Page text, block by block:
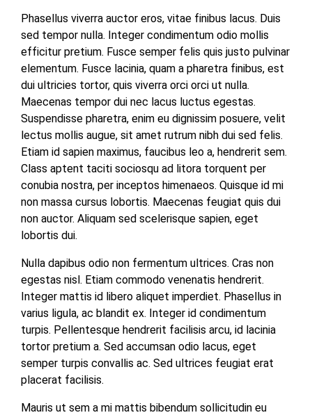
Phasellus viverra auctor eros, vitae finibus lacus. Duis
sed tempor nulla. Integer condimentum odio mollis
efficitur pretium. Fusce semper felis quis justo pulvinar
elementum. Fusce lacinia, quam a pharetra finibus, est
dui ultricies tortor, quis viverra orci orci ut nulla.
Maecenas tempor dui nec lacus luctus egestas.
Suspendisse pharetra, enim eu dignissim posuere, velit
lectus mollis augue, sit amet rutrum nibh dui sed felis.
Etiam id sapien maximus, faucibus leo a, hendrerit sem.
Class aptent taciti sociosqu ad litora torquent per
conubia nostra, per inceptos himenaeos. Quisque id mi
non massa cursus lobortis. Maecenas feugiat quis dui
non auctor. Aliquam sed scelerisque sapien, eget
lobortis dui.
Nulla dapibus odio non fermentum ultrices. Cras non
egestas nisl. Etiam commodo venenatis hendrerit.
Integer mattis id libero aliquet imperdiet. Phasellus in
varius ligula, ac blandit ex. Integer id condimentum
turpis. Pellentesque hendrerit facilisis arcu, id lacinia
tortor pretium a. Sed accumsan odio lacus, eget
semper turpis convallis ac. Sed ultrices feugiat erat
placerat facilisis.
Mauris ut sem a mi mattis bibendum sollicitudin eu